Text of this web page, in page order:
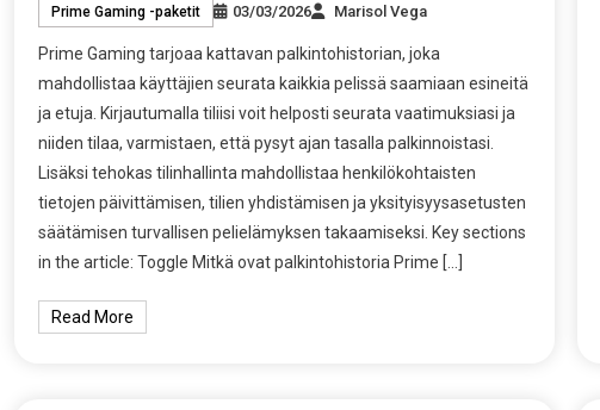
Prime Gaming -paketit 03/03/2026 Marisol Vega
Prime Gaming tarjoaa kattavan palkintohistorian, joka
mahdollistaa käyttäjien seurata kaikkia pelissä saamiaan esineitä
ja etuja. Kirjautumalla tiliisi voit helposti seurata vaatimuksiasi ja
niiden tilaa, varmistaen, että pysyt ajan tasalla palkinnoistasi.
Lisäksi tehokas tilinhallinta mahdollistaa henkilökohtaisten
tietojen päivittämisen, tilien yhdistämisen ja yksityisyysasetusten
säätämisen turvallisen pelielämyksen takaamiseksi. Key sections
in the article: Toggle Mitkä ovat palkintohistoria Prime […]
Read More